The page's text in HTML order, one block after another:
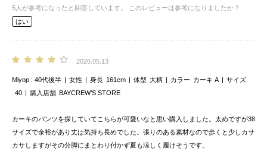
5 人が参考になったと回答しています。
このレビューは参考になりましたか？
はい
2026.05.13
Miyop 40代後半 女性 身長 161cm 体型 大柄 カラー カーキ A
サイズ
40
購入店舗 BAYCREW’S STORE
カーキのパンツを探していてこちらが可愛いなと思い購入しました。太めですが38
サイズで余裕があり丈は気持ち長めでした。張りのある素材なので歩くと少しカサ
カサしますがその分脚にまとわり付かず夏も涼しく履けそうです。